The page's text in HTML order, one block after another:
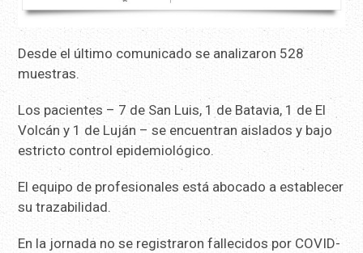
Desde el último comunicado se analizaron 528
muestras.
Los pacientes – 7 de San Luis, 1 de Batavia, 1 de El
Volcán y 1 de Luján – se encuentran aislados y bajo
estricto control epidemiológico.
El equipo de profesionales está abocado a establecer
su trazabilidad.
En la jornada no se registraron fallecidos por COVID-